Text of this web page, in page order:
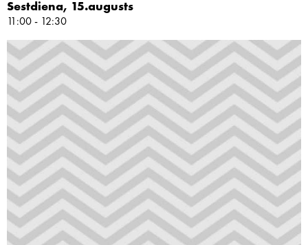
Sestdiena, 15.augusts
11:00 - 12:30